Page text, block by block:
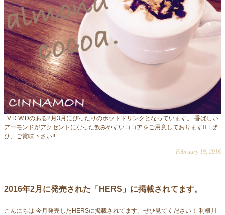
V.D W.Dのある2月3月にぴったりのホットドリンクとなっています。 香ばしい
アーモンドがアクセントになった飲みやすいココ アをご用意しております◡̈⃝ ぜ
ひ、ご賞味下さい‼︎
February 19, 2016
2016年2月に発売された「HERS」に掲載されてます。
こんにちは 今月発売したHERSに掲載されてます。ぜひ見てくださ い！ 利根川